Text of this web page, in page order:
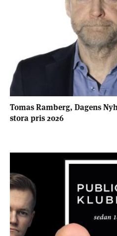
Tomas Ramberg, Dagens
stora pris 2026